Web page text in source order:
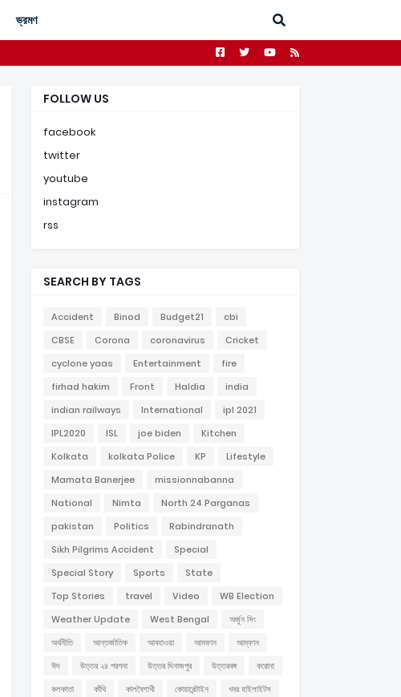
ভ্রমণ
FOLLOW US
facebook
twitter
youtube
instagram
rss
SEARCH BY TAGS
Accident Binod Budget21
cbi
CBSE
Corona coronavirus
Cricket
cyclone yaas
Entertainment
fire
firhad hakim
Front Haldia
india
indian railways
International
ipl 2021
IPL2020
ISL joe biden
Kitchen
Kolkata
kolkata Police KP
Lifestyle
Mamata Banerjee
missionnabanna
National
Nimta
North 24 Parganas
pakistan
Politics
Rabindranath
Sikh Pilgrims Accident
Special
Special Story
Sports
State
Top Stories
travel Video
WB Election
Weather Update
West Bengal
অর্জুন সিং
অর্থনীতি
আন্তর্জাতিক আবহাওয়া আমফান
আম্ফান
ঈদ
উত্তর ২৪ পরগনা উত্তর দিনাজপুর উত্তরবঙ্গ
করোনা
কলকাতা
কাঁথি কালবৈশাখী কোয়ারেন্টাইন
খবর হাইলাইটস